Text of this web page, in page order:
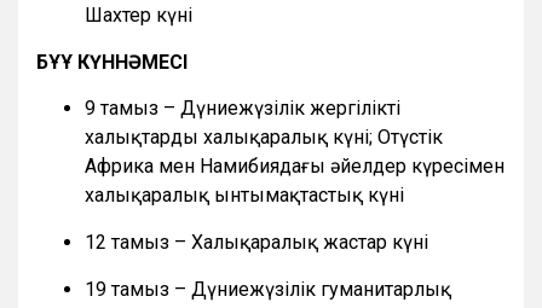
Шахтер күні
БҰҰ КҮННӘМЕСІ
9 тамыз – Дүниежүзілік жергілікті
халықтардың халықаралық күні; Оңтүстік
Африка мен Намибиядағы әйелдер күресімен
халықаралық ынтымақтастық күні
12 тамыз – Халықаралық жастар күні
19 тамыз – Дүниежүзілік гуманитарлық